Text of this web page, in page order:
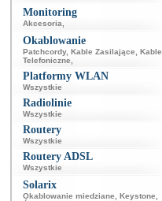
Monitoring
Akcesoria
Okablowanie
Patchcordy, Kable Zasilające
Kable
Telefoniczne
Platformy WLAN
Wszystkie
Radiolinie
Wszystkie
Routery
Wszystkie
Routery ADSL
Wszystkie
Solarix
Okablowanie miedziane Keystone